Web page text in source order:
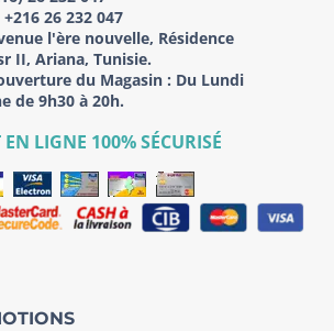
+216 26 232 047
l'ère nouvelle, Résidence
II, Ariana, Tunisie.
du Magasin : Du Lundi
de 9h30 à 20h.
LIGNE 100% SÉCURISÉ